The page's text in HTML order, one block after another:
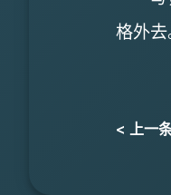
格外去
< 上一